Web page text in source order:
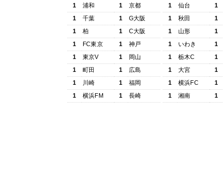
1
浦和 1
京都
1
千葉 1
G大阪
1
柏 1
C大阪
1
FC東京 1
神戸
1
東京V 1
岡山
1
町田 1
広島
1
川崎 1
福岡
1
横浜FM 1 長崎
1
仙台
1
1
秋田
1
1
山形
1
1
いわき
1
1
栃木C
1
1
大宮
1
1
横浜FC
1
1
湘南 1